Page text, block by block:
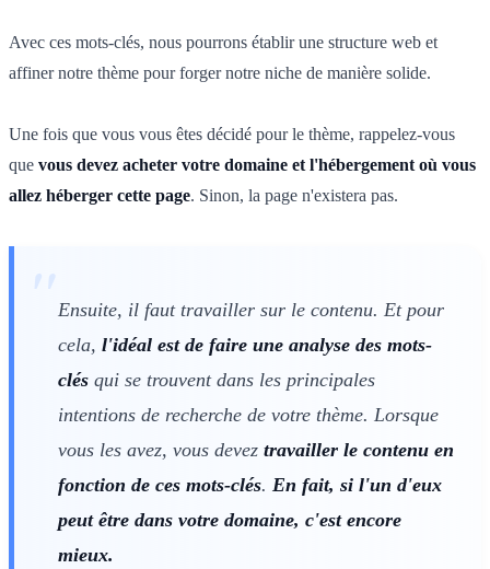
Avec ces mots-clés, nous pourrons établir une structure web et
affiner notre thème pour forger notre niche de manière solide.
Une fois que vous vous êtes décidé pour le thème, rappelez-vous
que vous devez acheter votre domaine et l'hébergement où vous
allez héberger cette page. Sinon, la page n'existera pas.
Ensuite, il faut travailler sur le contenu. Et pour
cela, l'idéal est de faire une analyse des mots-
clés qui se trouvent dans les principales
intentions de recherche de votre thème. Lorsque
vous les avez, vous devez travailler le contenu en
fonction de ces mots-clés. En fait, si l'un d'eux
peut être dans votre domaine, c'est encore
mieux.